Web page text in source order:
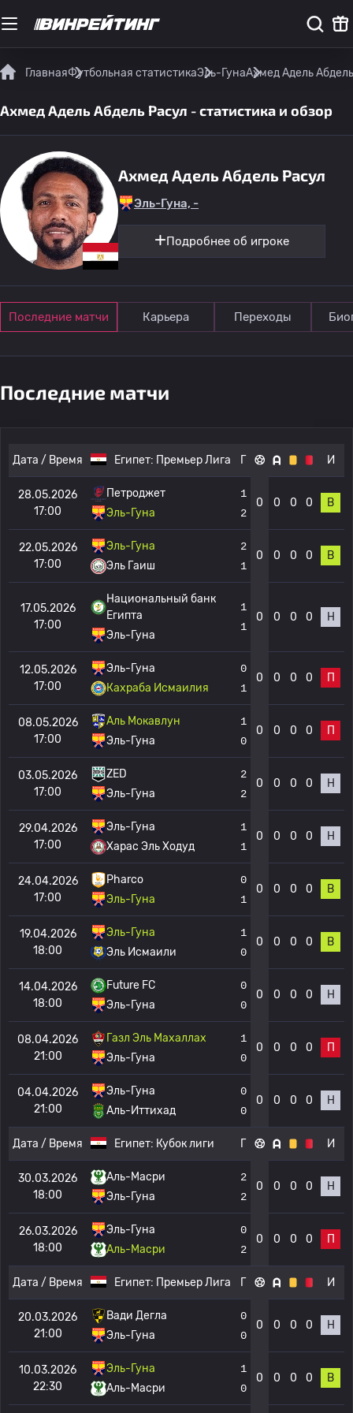
ГлавнаяФутбольная статистикаЭль-ГунаАхмед Адель
Ахмед Адель Абдель Расул - статистика и обзор
Ахмед Адель Абдель Расул
Эль-Гуна, -
Подробнее об игроке
Последние матчи Карьера Переходы
Последние матчи
Дата / Время Египет: Премьер Лига Г И
28.05.2026
17:00
Петроджет
Эль-Гуна
1
2
0 0 0 0 В
22.05.2026
17:00
Эль-Гуна
Эль Гаиш
2
1
0 0 0 0 В
17.05.2026
17:00
Национальный банк
Египта
Эль-Гуна
1
1
0 0 0 0 Н
12.05.2026
17:00
Эль-Гуна
Кахраба Исмаилия
0
1
0 0 0 0 П
08.05.2026
17:00
Аль Мокавлун
Эль-Гуна
1
0
0 0 0 0 П
03.05.2026
17:00
ZED
Эль-Гуна
2
2
0 0 0 0 Н
29.04.2026
17:00
Эль-Гуна
Харас Эль Ходуд
1
1
0 0 0 0 Н
24.04.2026
17:00
Pharco
Эль-Гуна
0
1
0 0 0 0 В
19.04.2026
18:00
Эль-Гуна
Эль Исмаили
1
0
0 0 0 0 В
14.04.2026
18:00
Future FC
Эль-Гуна
0
0
0 0 0 0 Н
08.04.2026
21:00
Газл Эль Махаллах
Эль-Гуна
1
0
0 0 0 0 П
04.04.2026
21:00
Эль-Гуна
Аль-Иттихад
0
0
0 0 0 0 Н
Дата / Время Египет: Кубок лиги Г И
30.03.2026
18:00
Аль-Масри
Эль-Гуна
2
2
0 0 0 0 Н
26.03.2026
18:00
Эль-Гуна
Аль-Масри
0
2
0 0 0 0 П
Дата / Время Египет: Премьер Лига Г И
20.03.2026
21:00
Вади Дегла
Эль-Гуна
0
0
0 0 0 0 Н
10.03.2026
22:30
Эль-Гуна
Аль-Масри
1
0
0 0 0 0 В